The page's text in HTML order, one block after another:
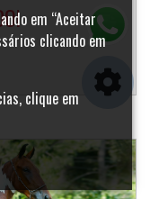
em “Aceitar
clicando em
clique em